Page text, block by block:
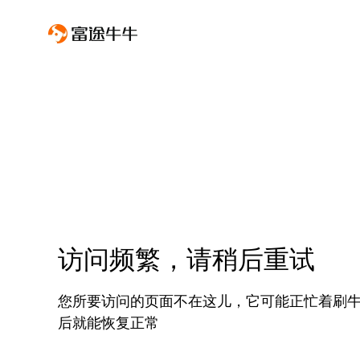
访问频繁，请稍后重试
您所要访问的页面不在这儿，它可能正忙着刷
后就能恢复正常